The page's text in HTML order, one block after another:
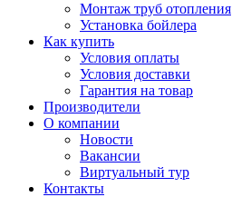
Монтаж труб отопления
Установка бойлера
Как купить
Условия оплаты
Условия доставки
Гарантия на товар
Производители
О компании
Новости
Вакансии
Виртуальный тур
Контакты